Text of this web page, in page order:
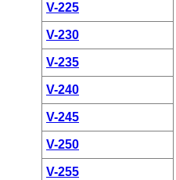
V-225
V-230
V-235
V-240
V-245
V-250
V-255